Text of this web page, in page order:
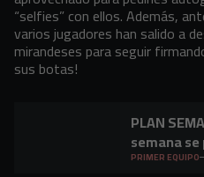
“selfies” con ellos. Además,
varios jugadores han salido a
mirandeses para seguir
sus botas!
PLAN
semana
PRIMER EQUIPO